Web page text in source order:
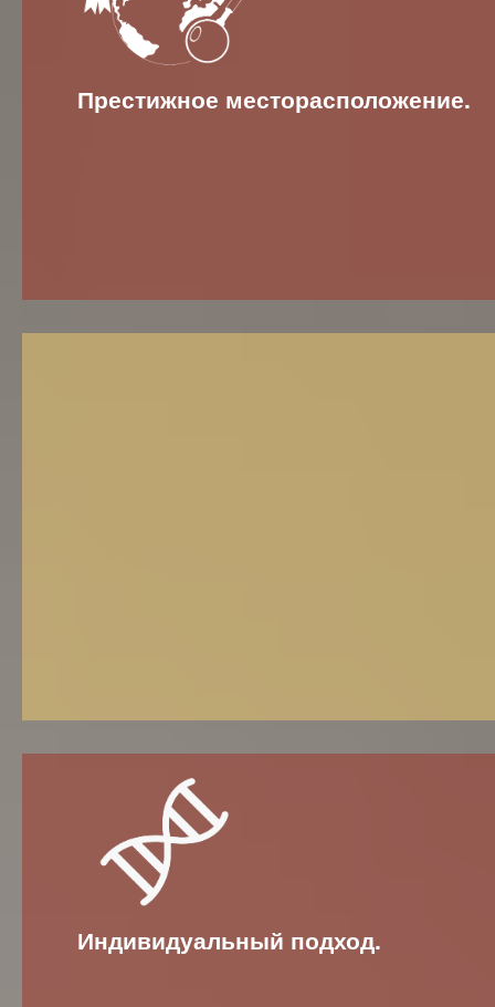
Престижное месторасположение.
Индивидуальный подход.